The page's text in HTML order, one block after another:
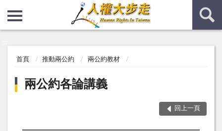
首頁 推動兩公約 兩公約教材
兩公約各論講義
回上一頁